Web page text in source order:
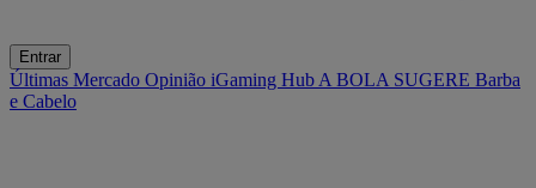
Entrar
Últimas Mercado Opinião iGaming Hub A BOLA SUGERE Barba
e Cabelo